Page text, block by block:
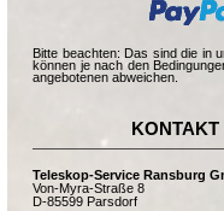
Bitte beachten: Das sind die in
können je nach den
angebotenen abweichen.
KONTAKT
Teleskop-Service Ransburg
Von-Myra-Straße 8
D-85599 Parsdorf